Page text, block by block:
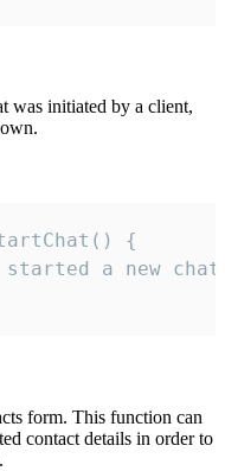
was initiated by a client,
{
a new
form. This function can
contact details in order to